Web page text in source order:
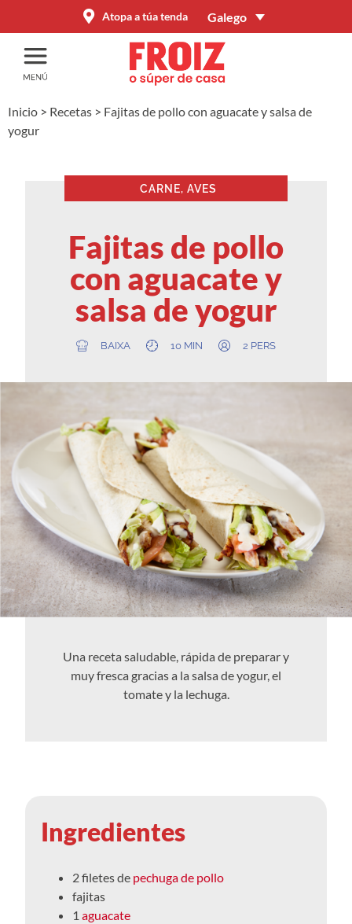
Atopa a túa tenda Galego
Inicio > Recetas > Fajitas de pollo con aguacate y salsa de
yogur
CARNE, AVES
Fajitas de pollo
con aguacate y
salsa de yogur
BAIXA 10 MIN 2 PERS
Una receta saludable, rápida de preparar y
muy fresca gracias a la salsa de yogur, el
tomate y la lechuga.
Ingredientes
2 filetes de pechuga de pollo
fajitas
1 aguacate